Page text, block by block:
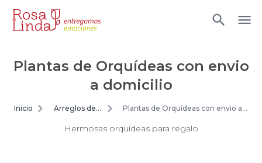
Plantas de Orquídeas con envio
a domicilio
Inicio
Arreglos de
Plantas de Orquídeas con envio a
Hermosas orquídeas para regalo